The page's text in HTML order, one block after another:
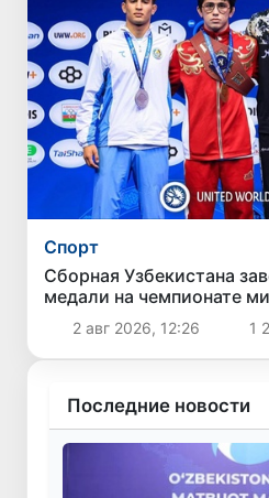
Спорт
Сборная Узбекистана
медали на чемпионате
борьбе U-17
2 авг 2026, 12:26 1
Последние новости